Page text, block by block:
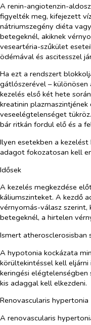
A renin-angiotenzin-
figyelték meg, kifejezett
nátriumszegény diéta
betegeknél, akiknek
veseartéria-szűkület
ödémával és ascitesszel
Ha ezt a rendszert
gátlószerével – különösen
kezelés első két hete
kreatinin
veseelégtelenséget
bár ritkán fordul elő és a
Ilyen esetekben a
adagot fokozatosan kell
Idősek
A kezelés megkezdése
káliumszinteket. A kezdő
vérnyomás-válasz
betegeknél, a hirtelen
Ismert atherosclerosisban
A hypotonia kockázata
körültekintéssel kell
keringési
kis adaggal kell elkezdeni.
Renovascularis hypertonia
A renovascularis